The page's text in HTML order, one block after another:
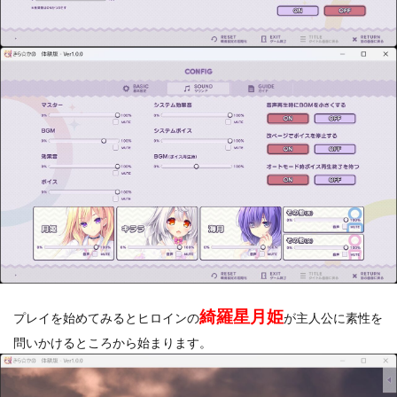
プレイを始めてみるとヒロインの綺羅星月姫が主人公に素性を
問いかけるところから始まります。